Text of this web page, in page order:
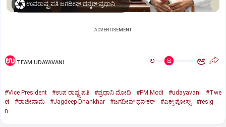
ಉಪರಾಷ್ಟ್ರಪತಿ ಜಗದೀಪ್‌ ಧನ್ಕರ್-ಪ್ರಧಾನಿ ಮೋದಿ
ADVERTISEMENT
TEAM UDAYAVANI ಅ ಅ
#Vice President #ಉಪ ರಾಷ್ಟ್ರಪತಿ #ಪ್ರಧಾನಿ ಮೋದಿ #PM Modi #udayavani
#Twe
et
#ರಾಜೀನಾಮೆ #Jagdeep Dhankhar #ಜಗದೀಪ್‌ ಧನ್‌ಕರ್‌ #ಎಕ್ಸ್‌ ಪೋಸ್ಟ್
#resig
n